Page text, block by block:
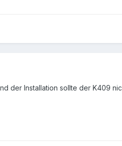
der Installation sollte der K409